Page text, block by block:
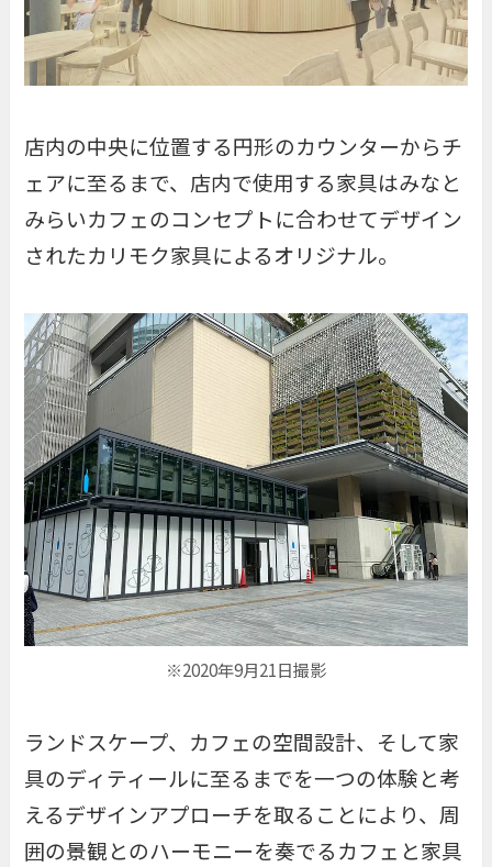
店内の中央に位置する円形のカウンターからチ
ェアに至るまで、店内で使用する家具はみなと
みらいカフェのコンセプトに合わせてデザイン
されたカリモク家具によるオリジナル。
※2020年9月21日撮影
ランドスケープ、カフェの空間設計、そして家
具のディティールに至るまでを一つの体験と考
えるデザインアプローチを取ることにより、周
囲の景観とのハーモニーを奏でるカフェと家具